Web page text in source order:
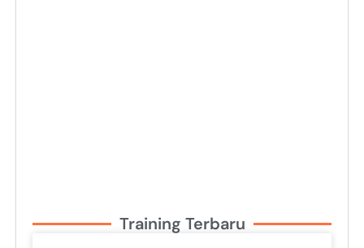
Training Terbaru